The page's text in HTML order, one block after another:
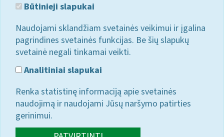
Būtinieji slapukai
Naudojami sklandžiam svetainės veikimui ir įgalina
pagrindines svetainės funkcijas. Be šių slapukų
svetainė negali tinkamai veikti.
Analitiniai slapukai
Renka statistinę informaciją apie svetainės
naudojimą ir naudojami Jūsų naršymo patirties
gerinimui.